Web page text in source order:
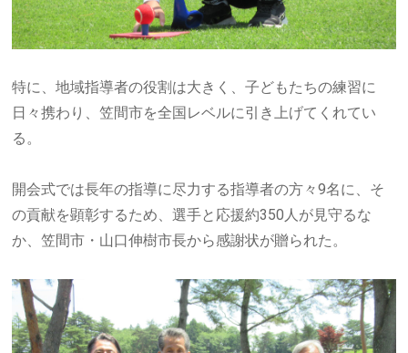
特に、地域指導者の役割は大きく、子どもたちの練習に
日々携わり、笠間市を全国レベルに引き上げてくれてい
る。
開会式では長年の指導に尽力する指導者の方々9名に、そ
の貢献を顕彰するため、選手と応援約350人が見守るな
か、笠間市・山口伸樹市長から感謝状が贈られた。